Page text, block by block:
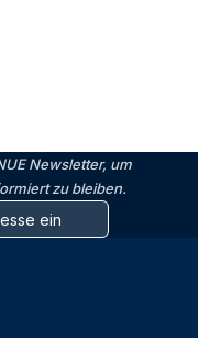
Newsletter, um
zu bleiben.